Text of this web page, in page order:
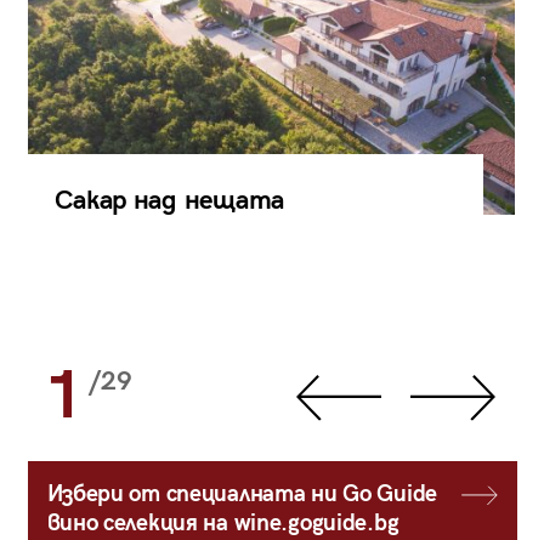
Сакар над нещата
1 /29
Избери от специалната ни Go Guide
вино селекция на wine.goguide.bg